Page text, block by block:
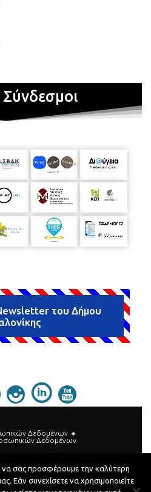
Σύνδεσμοι
του Δήμου
Δεδομένων
Δεδομένων
Projects
να σας προσφέρουμε την καλύτερη
Εάν συνεχίσετε να χρησιμοποιείτε